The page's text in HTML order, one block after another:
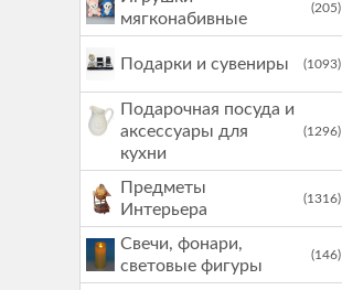
мягконабивные
(205)
Подарки и сувениры (1093)
Подарочная посуда и
аксессуары для
кухни
(1296)
Предметы
Интерьера
(1316)
Свечи, фонари,
световые фигуры
(146)